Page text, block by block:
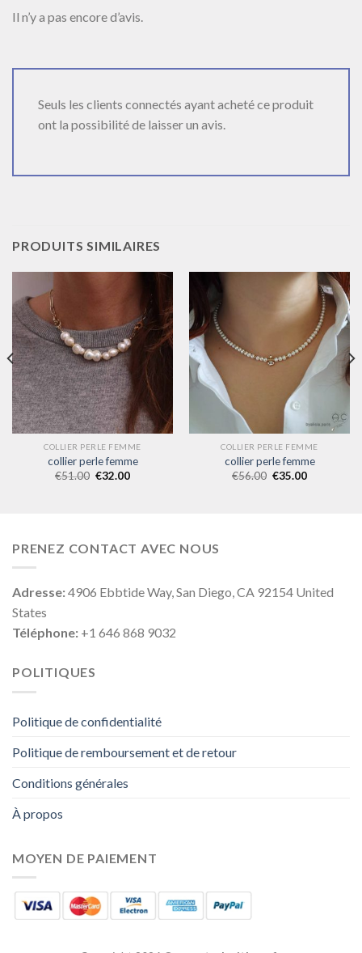
Il n’y a pas encore d’avis.
Seuls les clients connectés ayant acheté ce produit
ont la possibilité de laisser un avis.
PRODUITS SIMILAIRES
COLLIER PERLE FEMME
collier perle femme
€51.00 €32.00
COLLIER PERLE FEMME
collier perle femme
€56.00 €35.00
PRENEZ CONTACT AVEC NOUS
Adresse:4906 Ebbtide Way, San Diego, CA 92154 United
States
Téléphone: +1 646 868 9032
POLITIQUES
Politique de confidentialité
Politique de remboursement et de retour
Conditions générales
À propos
MOYEN DE PAIEMENT